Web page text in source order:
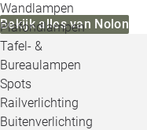
Wandlampen
Plafondlampen
Tafel- &
Bureaulampen
Spots
Railverlichting
Buitenverlichting
Bekijk alles van Nolon